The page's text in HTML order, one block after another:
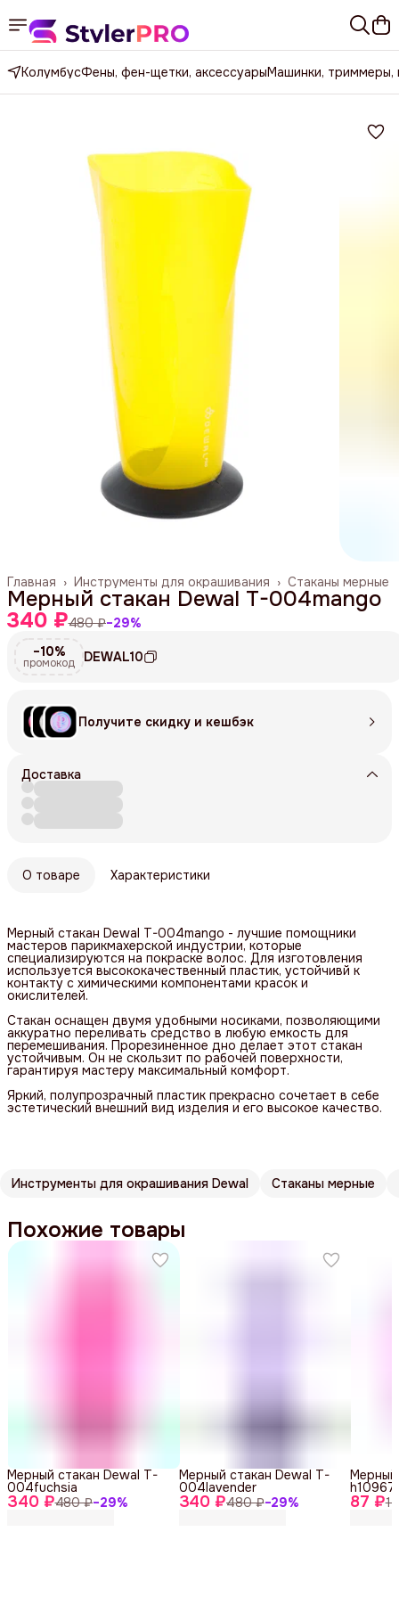
КолумбусФены, фен-щетки, аксессуарыМашинки, триммеры,
Стаканы мерные
Инструменты для окрашивания ›
Главная ›
Мерный стакан Dewal T-004mango
340 ₽480 ₽−29%
−10%
промокод DEWAL10
Получите скидку и кешбэк
Доставка
О товаре Характеристики
Мерный стакан Dewal T-004mango - лучшие помощники
мастеров парикмахерской индустрии, которые
специализируются на покраске волос. Для изготовления
используется высококачественный пластик, устойчивй к
контакту с химическими компонентами красок и
окислителей.
Стакан оснащен двумя удобными носиками, позволяющими
аккуратно переливать средство в любую емкость для
перемешивания. Прорезиненное дно делает этот стакан
устойчивым. Он не скользит по рабочей поверхности,
гарантируя мастеру максимальный комфорт.
Яркий, полупрозрачный пластик прекрасно сочетает в себе
эстетический внешний вид изделия и его высокое качество.
Инструменты для окрашивания Dewal Стаканы мерные
Похожие товары
340 ₽480 ₽−29%
Мерный стакан Dewal T-
004fuchsia
340 ₽480 ₽−29%
Мерный стакан Dewal T-
004lavender
87 ₽
Мерный
h10967